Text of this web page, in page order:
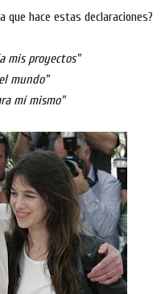
que hace estas declaraciones?
mis proyectos"
mundo"
mí mismo"